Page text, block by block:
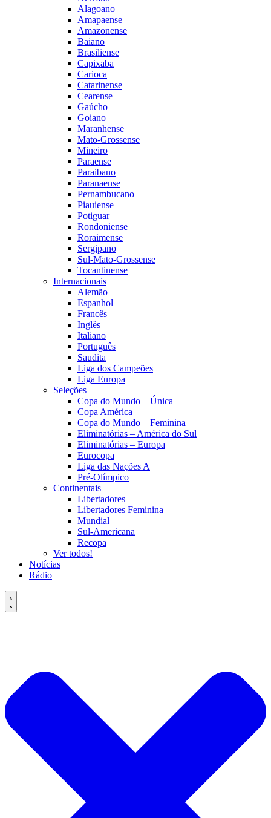
Alagoano
Amapaense
Amazonense
Baiano
Brasiliense
Capixaba
Carioca
Catarinense
Cearense
Gaúcho
Goiano
Maranhense
Mato-Grossense
Mineiro
Paraense
Paraibano
Paranaense
Pernambucano
Piauiense
Potiguar
Rondoniense
Roraimense
Sergipano
Sul-Mato-Grossense
Tocantinense
Internacionais
Alemão
Espanhol
Francês
Inglês
Italiano
Português
Saudita
Liga dos Campeões
Liga Europa
Seleções
Copa do Mundo – Única
Copa América
Copa do Mundo – Feminina
Eliminatórias – América do Sul
Eliminatórias – Europa
Eurocopa
Liga das Nações A
Pré-Olímpico
Continentais
Libertadores
Libertadores Feminina
Mundial
Sul-Americana
Recopa
Ver todos!
Notícias
Rádio